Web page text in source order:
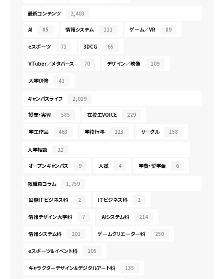
最新コンテンツ 2,403
AI 85 情報システム 111 ゲーム／VR 89
eスポーツ 71 3DCG 65
VTuber／メタバース 70 デザイン／映像 109
大学併修 41
キャンパスライフ 2,019
授業・実習 585 在校生VOICE 229
学生作品 463 学校行事 123 サークル 158
入学相談 21
オープンキャンパス 9 入試 4 学費・奨学金 6
教職員コラム 1,759
国際ITビジネス科 2 ITビジネス科 2
情報デザイン大学科 7 AIシステム科 214
情報システム科 201 ゲームクリエーター科 250
eスポーツ＆イベント科 105
キャラクターデザイン＆デジタルアート科 135